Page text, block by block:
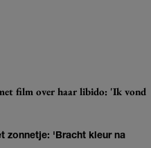
film over haar libido: 'Ik vond
zonnetje: 'Bracht kleur na